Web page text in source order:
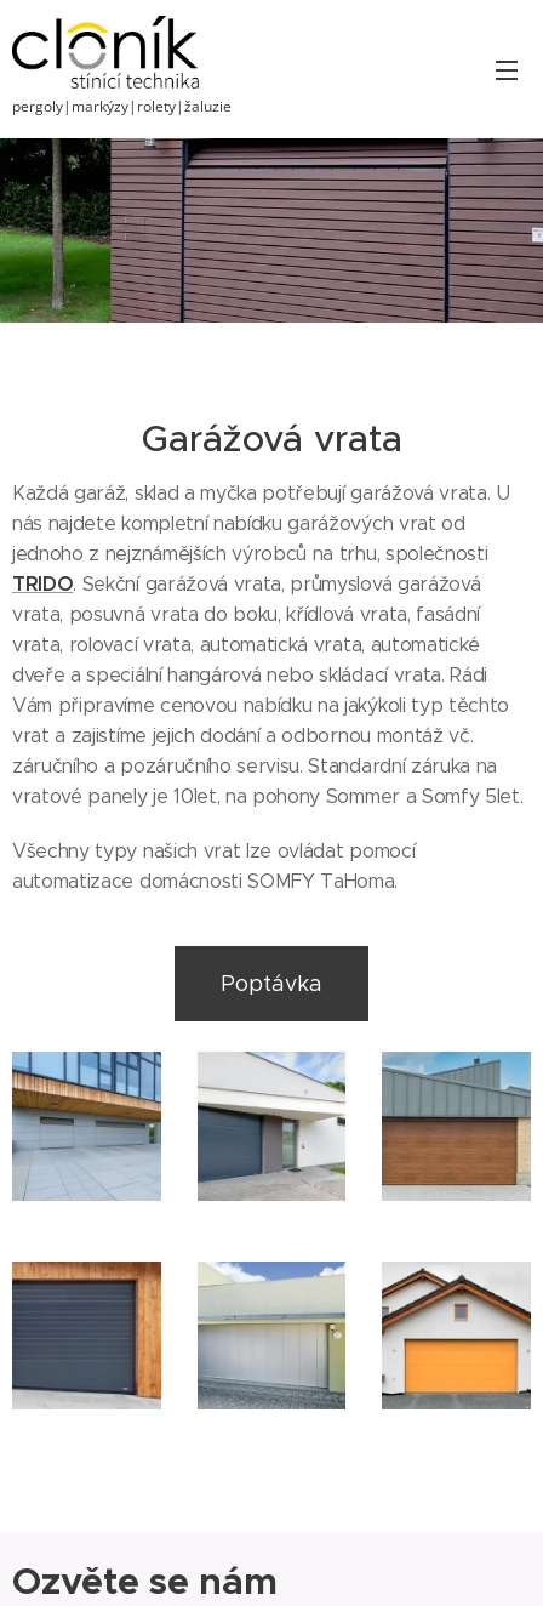
pergoly|markýzy|rolety|žaluzie
Garážová vrata
Každá garáž, sklad a myčka potřebují garážová vrata. U
nás najdete kompletní nabídku garážových vrat od
jednoho z nejznámějších výrobců na trhu, společnosti
TRIDO. Sekční garážová vrata, průmyslová garážová
vrata, posuvná vrata do boku, křídlová vrata, fasádní
vrata, rolovací vrata, automatická vrata, automatické
dveře a speciální hangárová nebo skládací vrata. Rádi
Vám připravíme cenovou nabídku na jakýkoli typ těchto
vrat a zajistíme jejich dodání a odbornou montáž vč.
záručního a pozáručního servisu. Standardní záruka na
vratové panely je 10let, na pohony Sommer a Somfy 5let.
Všechny typy našich vrat lze ovládat pomocí
automatizace domácnosti SOMFY TaHoma.
Poptávka
Ozvěte se nám